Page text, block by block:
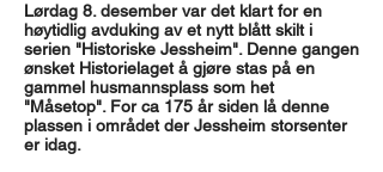
Lørdag 8. desember var det klart for en
høytidlig avduking av et nytt blått skilt i
serien "Historiske Jessheim". Denne gangen
ønsket Historielaget å gjøre stas på en
gammel husmannsplass som het
"Måsetop". For ca 175 år siden lå denne
plassen i området der Jessheim storsenter
er idag.